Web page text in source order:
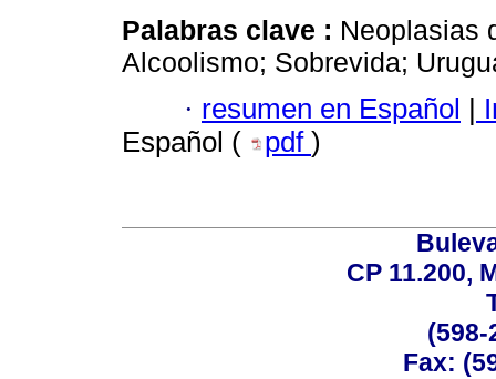
Palabras clave : Neoplasias
Alcoolismo; Sobrevida;
· resumen en Español
Español (
pdf )
CP 11.200,
(598-
Fax: